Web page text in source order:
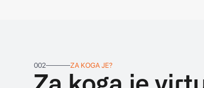
002 ZA KOGA JE?